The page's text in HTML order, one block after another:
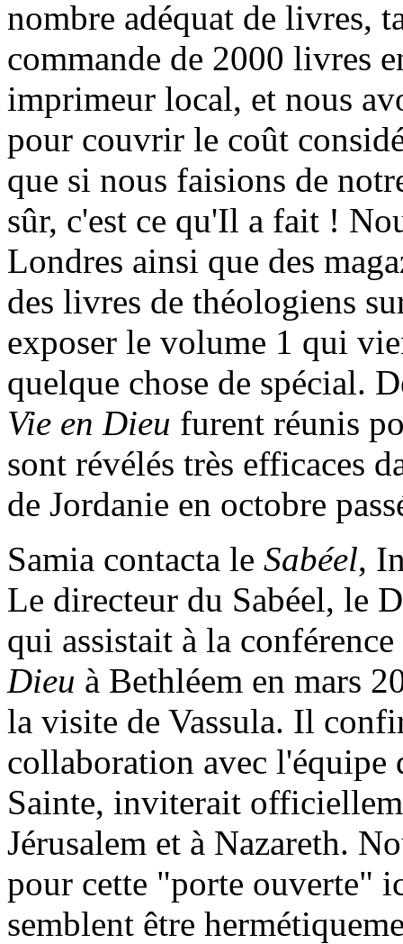
nombre adéquat de livres,
commande de 2000 livres
imprimeur local, et nous
pour couvrir le coût
que si nous faisions de
sûr, c'est ce qu'Il a fait !
Londres ainsi que des
des livres de théologiens
exposer le volume 1 qui
quelque chose de spécial.
Vie en Dieu furent réunis
sont révélés très efficaces
de Jordanie en octobre
Samia contacta le Sabéel,
Le directeur du Sabéel, le
qui assistait à la
Dieu à Bethléem en mars
la visite de Vassula. Il
collaboration avec l'équipe
Sainte, inviterait
Jérusalem et à Nazareth.
pour cette "porte ouverte"
semblent être